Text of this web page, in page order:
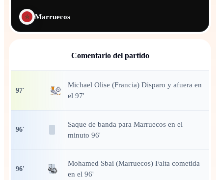
Marruecos
Comentario del partido
97'
Michael Olise (Francia) Disparo y afuera en
el 97'
96'
Saque de banda para Marruecos en el
minuto 96'
96'
Mohamed Sbai (Marruecos) Falta cometida
en el 96'